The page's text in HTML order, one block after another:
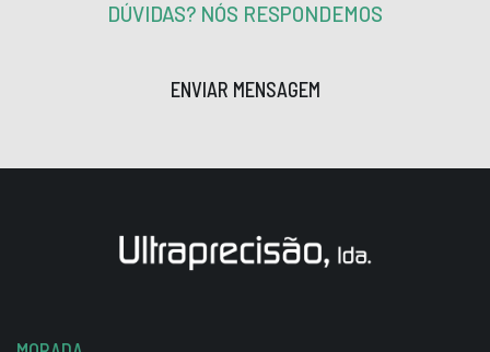
DÚVIDAS? NÓS RESPONDEMOS
ENVIAR MENSAGEM